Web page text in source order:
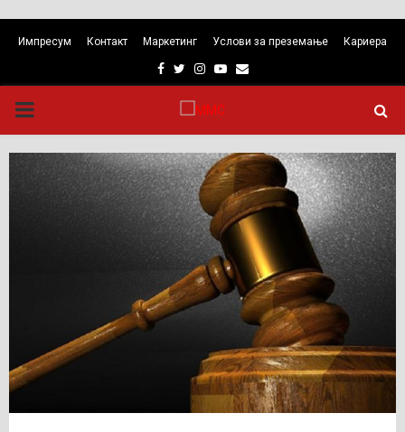
Импресум Контакт Маркетинг Услови за преземање Кариера
Facebook
TwitterInstagram
Youtube
Email
PRIMARY
MENU